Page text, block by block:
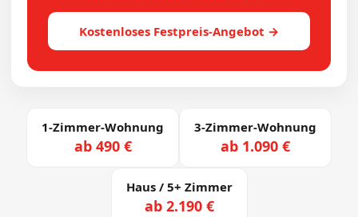
Kostenloses Festpreis-Angebot →
1-Zimmer-Wohnung
ab 490 €
3-Zimmer-Wohnung
ab 1.090 €
Haus / 5+ Zimmer
ab 2.190 €